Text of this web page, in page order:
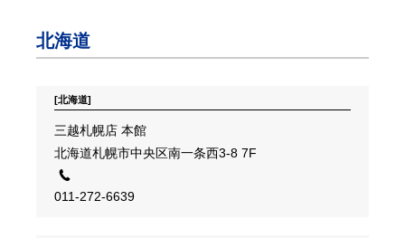
北海道
[北海道]
三越札幌店 本館
北海道札幌市中央区南一条西3-8 7F
011-272-6639